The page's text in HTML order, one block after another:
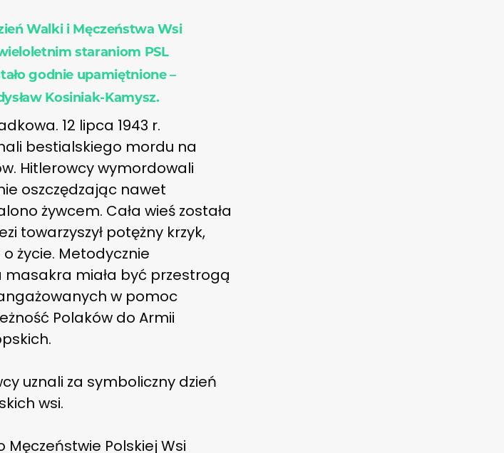
Walki i Męczeństwa Wsi
staraniom PSL
godnie upamiętnione –
Kosiniak-Kamysz.
12 lipca 1943 r.
bestialskiego mordu na
Hitlerowcy wymordowali
oszczędzając nawet
żywcem. Cała wieś została
towarzyszył potężny krzyk,
życie. Metodycznie
miała być przestrogą
w pomoc
Polaków do Armii
uznali za symboliczny dzień
wsi.
Męczeństwie Polskiej Wsi